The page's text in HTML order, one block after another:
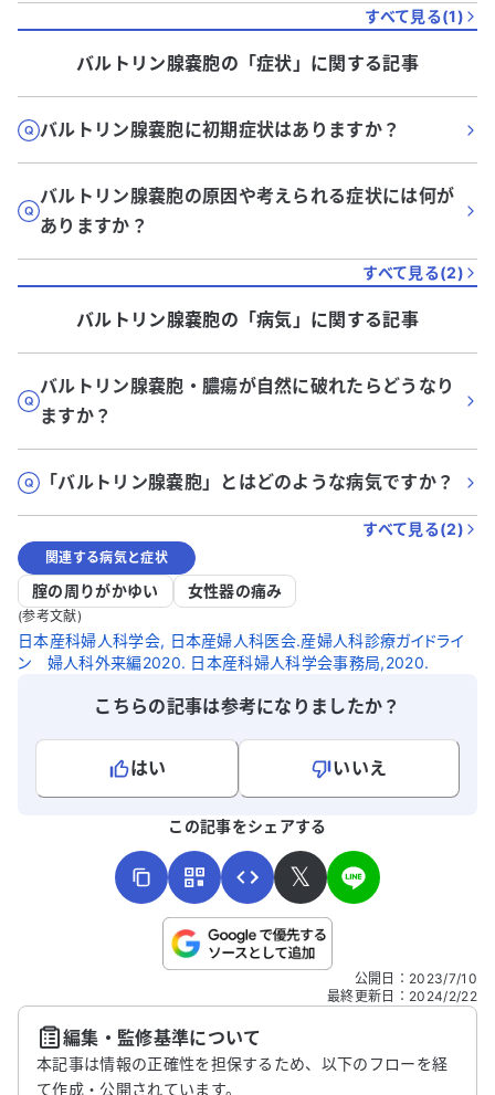
すべて見る(1)
バルトリン腺嚢胞の「症状 」に関する記事
バルトリン腺嚢胞に初期症状はありますか？
バルトリン腺嚢胞の原因や考えられる症状には何が
ありますか？
すべて見る(2)
バルトリン腺嚢胞の「病気 」に関する記事
バルトリン腺嚢胞・膿瘍が自然に破れたらどうなり
ますか？
「バルトリン腺嚢胞」とはどのような病気ですか？
すべて見る(2)
関連する病気と症状
腟の周りがかゆい 女性器の痛み
(参考文献)
日本産科婦人科学会, 日本産婦人科医会.産婦人科診療ガイドライ
ン 婦人科外来編2020. 日本産科婦人科学会事務局,2020.
こちらの記事は参考になりましたか？
はい
いいえ
こちらは送信専用のフォームです。氏名やご自身の病気の詳細な
送信する
この記事をシェアする
𝕏
公開日 ： 2023/7/10
最終更新日 ： 2024/2/22
編集・監修基準について
本記事は情報の正確性を担保するため、以下のフローを経
て作成・公開されています。